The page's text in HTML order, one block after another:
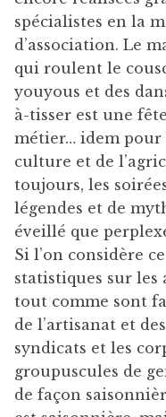
spécialistes en la
d’association. Le
qui roulent le
youyous et des
à-tisser est une
métier… idem pour
culture et de
toujours, les
légendes et de
éveillé que
Si l’on considère
statistiques sur les
tout comme sont
de l’artisanat et
syndicats et les
groupuscules de
de façon